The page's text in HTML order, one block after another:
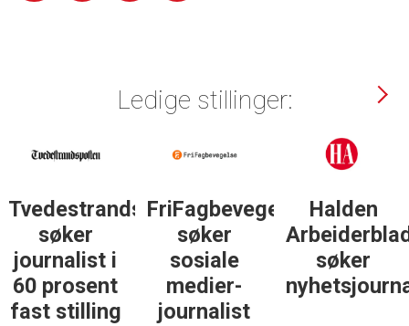
Ledige stillinger:
Tvedestrandsposten
søker
journalist i
60 prosent
fast stilling
FriFagbevegelse
søker
sosiale
medier-
journalist
Halden
søker